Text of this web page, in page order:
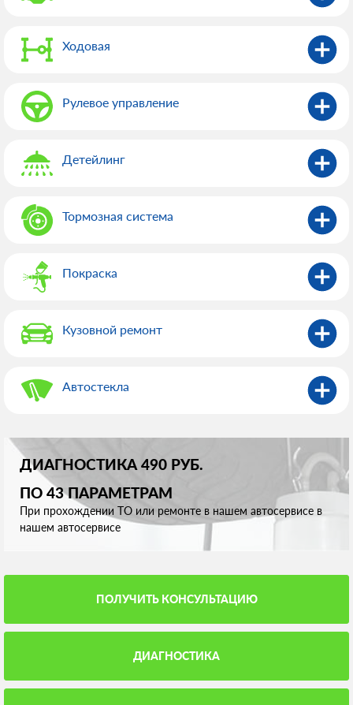
Ходовая
Рулевое управление
Детейлинг
Тормозная система
Покраска
Кузовной ремонт
Автостекла
ДИАГНОСТИКА 490 РУБ.
ПО 43 ПАРАМЕТРАМ
При прохождении ТО или ремонте в нашем автосервисе в
нашем автосервисе
ПОЛУЧИТЬ КОНСУЛЬТАЦИЮ
ДИАГНОСТИКА